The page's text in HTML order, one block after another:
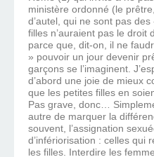
ministère ordonné (le
d’autel, qui ne sont pas
filles n’auraient pas le droit
parce que, dit-on, il ne
» pouvoir un jour devenir
garçons se l’imaginent.
d’abord une joie de mieux
que les petites filles en
Pas grave, donc…
autre de marquer la
souvent, l’assignation
d’infériorisation : celles qui
les filles. Interdire les